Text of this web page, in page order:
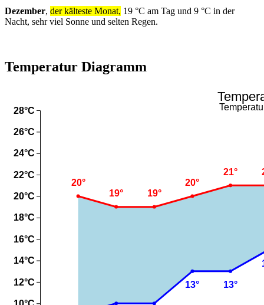
Dezember, der kälteste Monat, 19 °C am Tag und 9 °C in der
Nacht, sehr viel Sonne und selten Regen.
Temperatur Diagramm